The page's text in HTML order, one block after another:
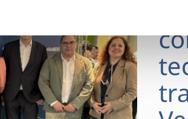
VER TODAS LAS
de fuga interior